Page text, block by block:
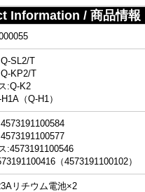
Information / 商品情報
SL2/T
KP2/T
:Q-K2
（Q-H1）
:4573191100546
（4573191100102）
リチウム電池×2